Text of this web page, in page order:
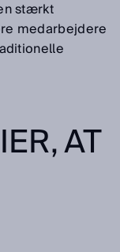
stærkt
medarbejdere
AT